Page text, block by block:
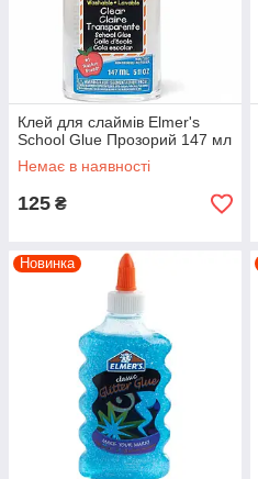
Клей для слаймів Elmer's
School Glue Прозорий 147 мл
Немає в наявності
125 ₴
Новинка